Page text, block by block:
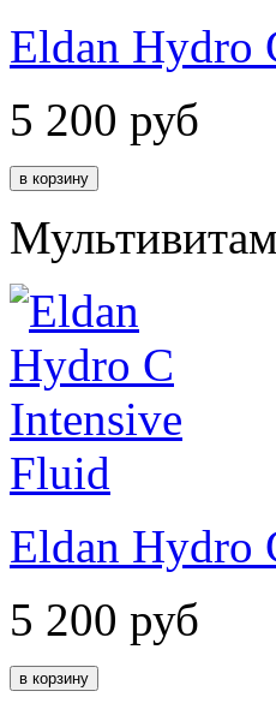
Eldan Hydro
5 200 руб
Eldan Hydro
5 200 руб